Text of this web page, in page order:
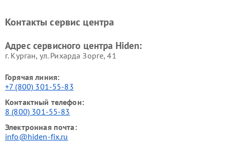
Контакты сервис центра
Адрес сервисного центра Hiden:
г. Курган, ул. Рихарда Зорге, 41
Горячая линия:
+7 (800) 301-55-83
Контактный телефон:
8 (800) 301-55-83
Электронная почта:
info@hiden-fix.ru